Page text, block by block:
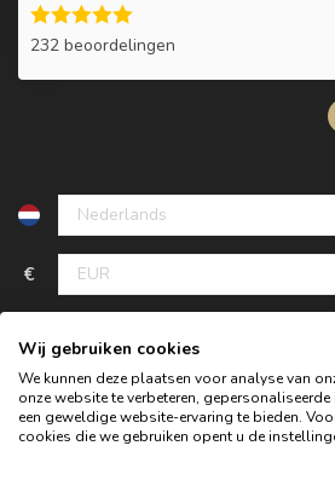
232 beoordelingen
€
Wij gebruiken cookies
We kunnen deze plaatsen voor analyse van
onze website te verbeteren,
een geweldige website-ervaring te bieden.
cookies die we gebruiken opent u de